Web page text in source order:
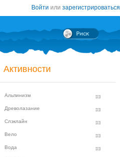
Войти или зарегистрироваться
Активности
Альпинизм
Древолазание
Слэклайн
Вело
Вода